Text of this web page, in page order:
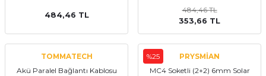
484,46 TL
484,46 TL
353,66 TL
TOMMATECH
Akü Paralel Bağlantı Kablosu
%25
PRYSMİAN
MC4 Soketli (2+2) 6mm Solar